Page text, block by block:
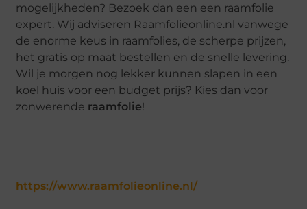
mogelijkheden? Bezoek dan een een raamfolie
expert. Wij adviseren Raamfolieonline.nl vanwege
de enorme keus in raamfolies, de scherpe prijzen,
het gratis op maat bestellen en de snelle levering.
Wil je morgen nog lekker kunnen slapen in een
koel huis voor een budget prijs? Kies dan voor
zonwerende raamfolie!
https://www.raamfolieonline.nl/